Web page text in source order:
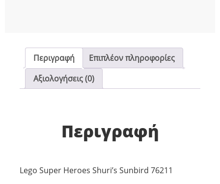
Περιγραφή
Επιπλέον πληροφορίες
Αξιολογήσεις (0)
Περιγραφή
Lego Super Heroes Shuri’s Sunbird 76211